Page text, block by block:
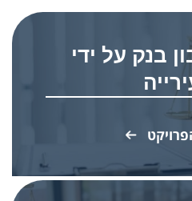
בנק על ידי